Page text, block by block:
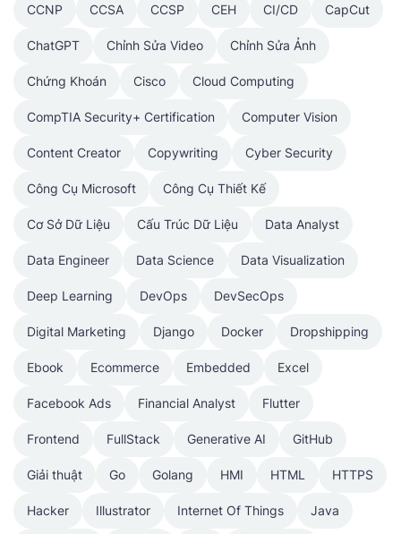
CCNP CCSA CCSP CEH CI/CD CapCut
ChatGPT Chỉnh Sửa Video Chỉnh Sửa Ảnh
Chứng Khoán Cisco Cloud Computing
CompTIA Security+ Certification Computer Vision
Content Creator Copywriting Cyber Security
Công Cụ Microsoft Công Cụ Thiết Kế
Cơ Sở Dữ Liệu Cấu Trúc Dữ Liệu Data Analyst
Data Engineer Data Science Data Visualization
Deep Learning DevOps DevSecOps
Digital Marketing Django Docker Dropshipping
Ebook Ecommerce Embedded Excel
Facebook Ads Financial Analyst Flutter
Frontend FullStack Generative AI GitHub
Giải thuật Go Golang HMI HTML HTTPS
Hacker Illustrator Internet Of Things Java